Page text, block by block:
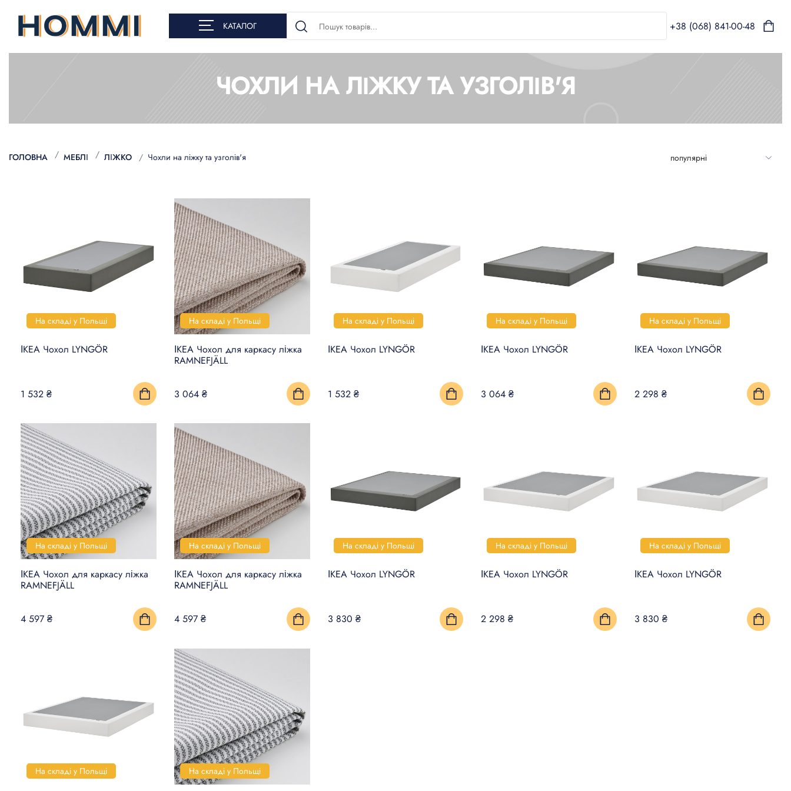
КАТАЛОГ +38 (068) 841-00-48
ЧОХЛИ НА ЛІЖКУ ТА УЗГОЛІВ'Я
ГОЛОВНА МЕБЛІ ЛІЖКО Чохли на ліжку та узголів'я
На складі у Польщі
ІКЕА Чохол LYNGÖR
1 532 ₴
На складі у Польщі
ІКЕА Чохол для каркасу ліжка
RAMNEFJÄLL
3 064 ₴
На складі у Польщі
ІКЕА Чохол LYNGÖR
1 532 ₴
На складі у Польщі
ІКЕА Чохол LYNGÖR
3 064 ₴
На складі у Польщі
ІКЕА Чохол LYNGÖR
2 298 ₴
На складі у Польщі
ІКЕА Чохол для каркасу ліжка
RAMNEFJÄLL
4 597 ₴
На складі у Польщі
ІКЕА Чохол для каркасу ліжка
RAMNEFJÄLL
4 597 ₴
На складі у Польщі
ІКЕА Чохол LYNGÖR
3 830 ₴
На складі у Польщі
ІКЕА Чохол LYNGÖR
2 298 ₴
На складі у Польщі
ІКЕА Чохол LYNGÖR
3 830 ₴
На складі у Польщі На складі у Польщі